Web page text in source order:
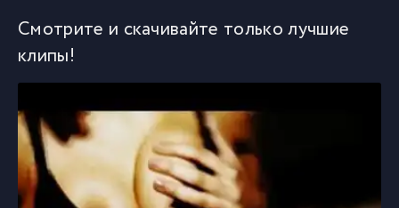
Смотрите и скачивайте только лучшие
клипы!